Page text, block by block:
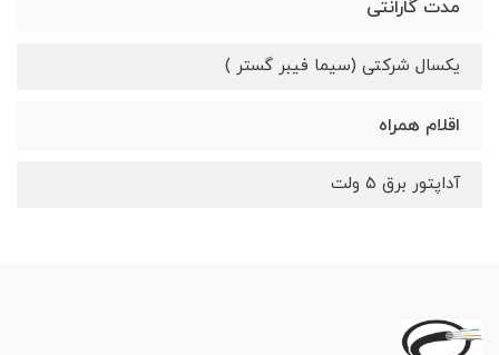
مدت گارانتی
یکسال شرکتی (سیما فیبر گستر )
اقلام همراه
آداپتور برق ۵ ولت